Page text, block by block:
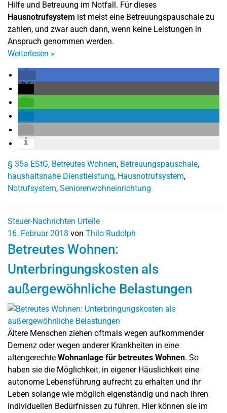
Hilfe und Betreuung im Notfall. Für dieses
Hausnotrufsystem ist meist eine Betreuungspauschale zu
zahlen, und zwar auch dann, wenn keine Leistungen in
Anspruch genommen werden.
Weiterlesen »
§ 35a EStG, Betreutes Wohnen, Betreuungspauschale,
haushaltsnahe Dienstleistung, Hausnotrufsystem,
Notrufsystem, Seniorenwohneinrichtung
Steuer-Nachrichten Urteile
16. Februar 2018 von Thilo Rudolph
Betreutes Wohnen:
Unterbringungskosten als
außergewöhnliche Belastungen
Ältere Menschen ziehen oftmals wegen aufkommender
Demenz oder wegen anderer Krankheiten in eine
altengerechte Wohnanlage für betreutes Wohnen. So
haben sie die Möglichkeit, in eigener Häuslichkeit eine
autonome Lebensführung aufrecht zu erhalten und ihr
Leben solange wie möglich eigenständig und nach ihren
individuellen Bedürfnissen zu führen. Hier können sie im